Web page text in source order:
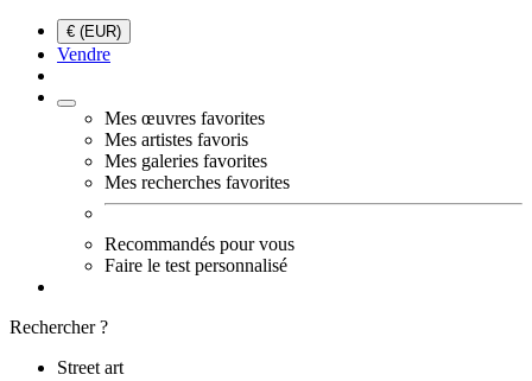
€ (EUR)
Vendre
Mes œuvres favorites
Mes artistes favoris
Mes galeries favorites
Mes recherches favorites
Recommandés pour vous
Faire le test personnalisé
Rechercher ?
Street art